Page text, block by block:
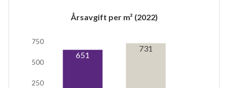
lägenhet
Årsavgift per m² (2022)
250
500
750
651
731